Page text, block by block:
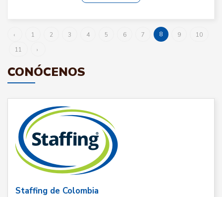
‹ 1 2 3 4 5 6 7 8 9
10
11
›
CONÓCENOS
Staffing de Colombia